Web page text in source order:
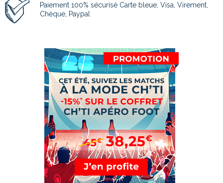
Paiement 100% sécurisé Carte bleue, Visa, Virement,
Chèque, Paypal